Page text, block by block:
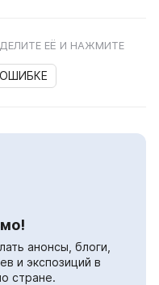
ЕЁ И НАЖМИТЕ
анонсы, блоги,
и экспозиций в
стране.